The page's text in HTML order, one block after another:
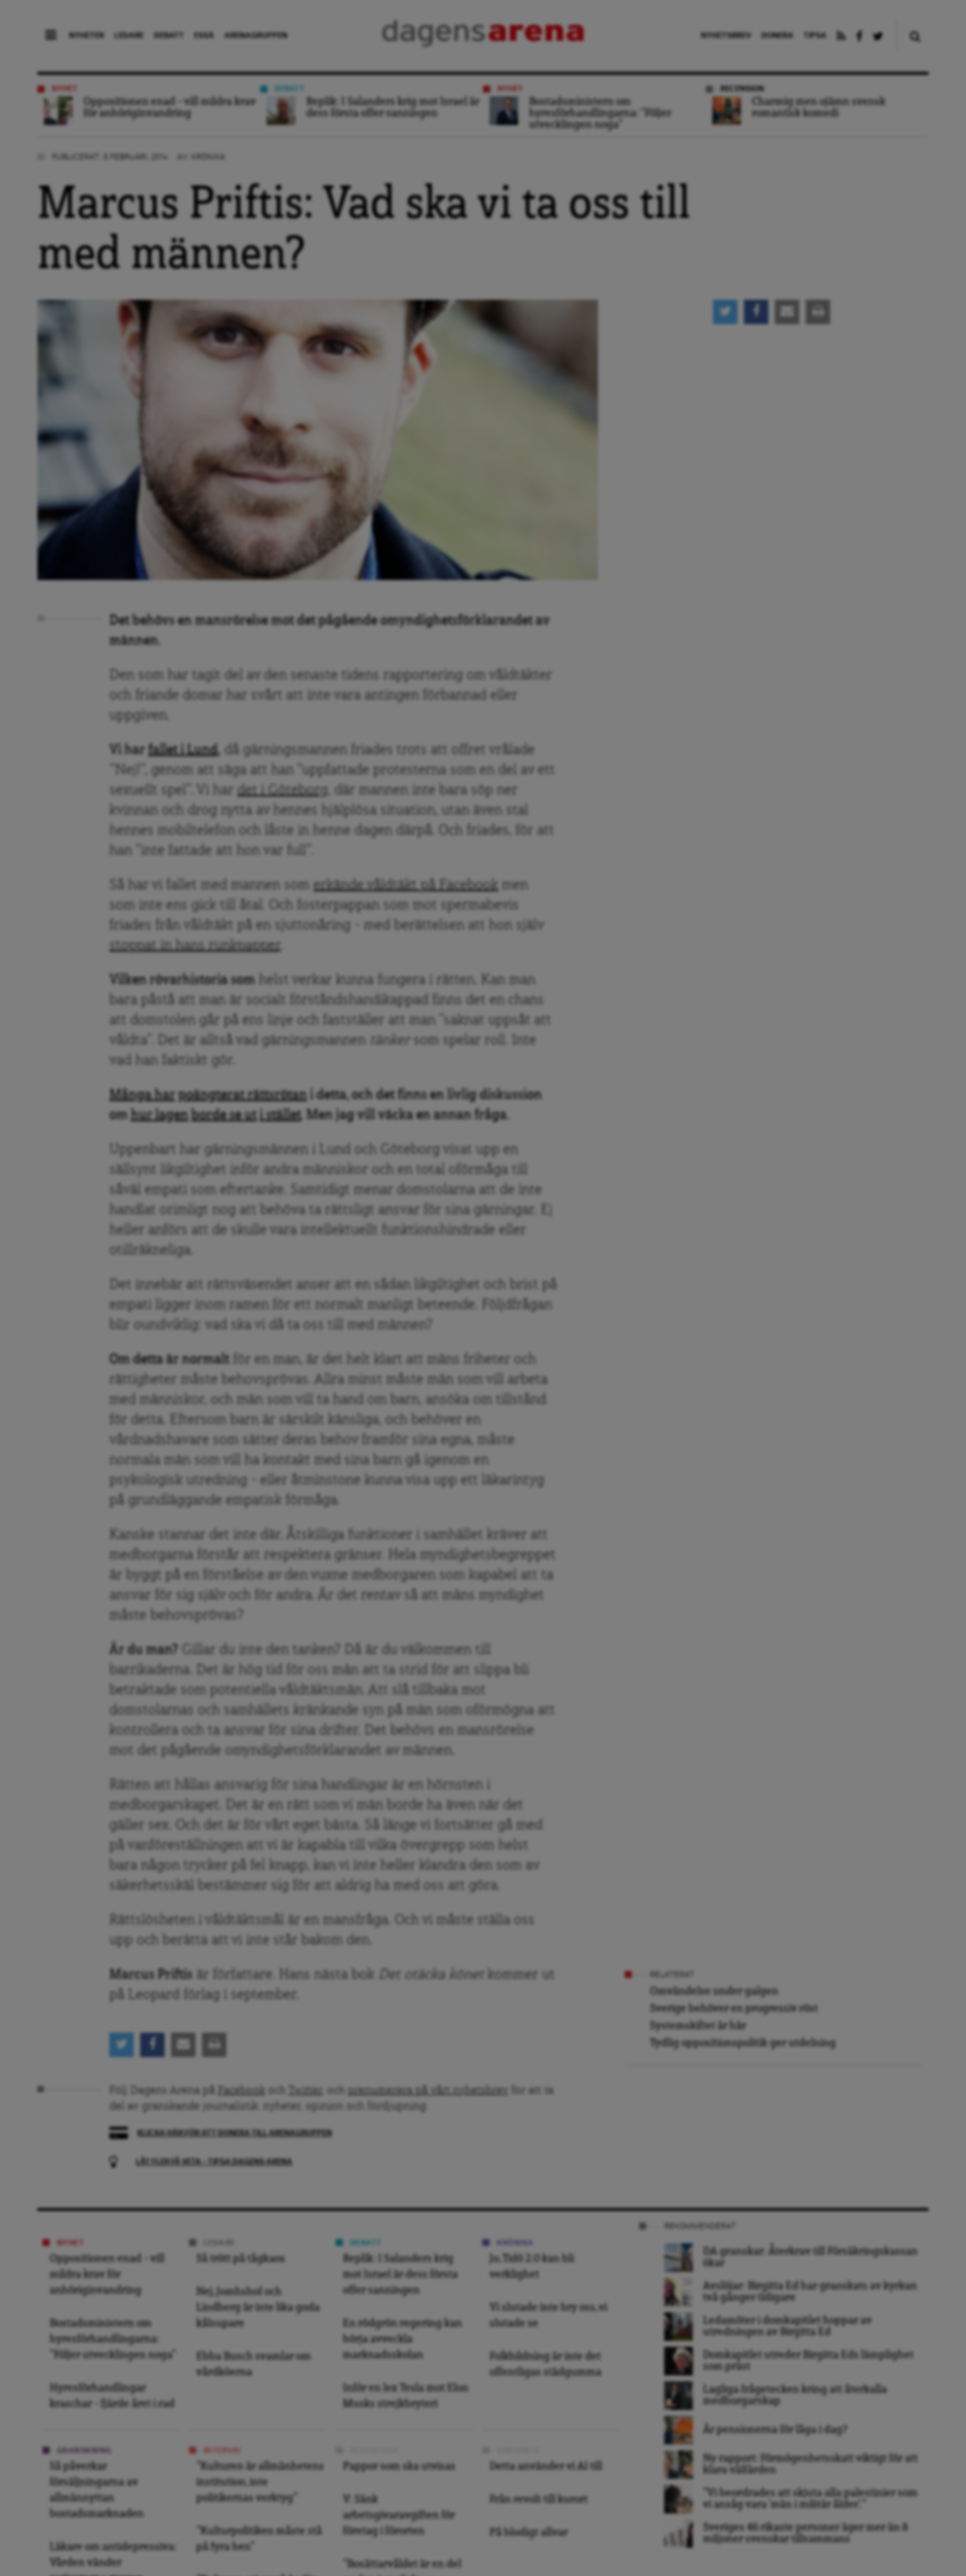
NYHETER LEDARE DEBATT ESSÄ ARENAGRUPPEN NYHETSBREV DONERA TIPSA
NYHET
Oppositionen enad – vill mildra krav
för anhöriginvandring
Replik: I Salanders krig mot Israel är
dess första offer sanningen
NYHET
Bostadsministern om
hyresförhandlingarna: ”Följer
utvecklingen noga”
RECENSION
Charmig men ojämn svensk
romantisk komedi
Marcus Priftis: Vad ska vi ta oss till
med männen?
Det behövs en mansrörelse mot det pågående omyndighetsförklarandet av
männen.
Den som har tagit del av den senaste tidens rapportering om våldtäkter
och friande domar har svårt att inte vara antingen förbannad eller
uppgiven.
Vi har fallet i Lund, då gärningsmannen friades trots att offret vrålade
”Nej!”, genom att säga att han ”uppfattade protesterna som en del av ett
sexuellt spel”. Vi har det i Göteborg
, där mannen inte bara söp ner
kvinnan och drog nytta av hennes hjälplösa situation, utan även stal
hennes mobiltelefon och låste in henne dagen därpå. Och friades, för att
han ”inte fattade att hon var full”.
Så har vi fallet med mannen som erkände våldtäkt på Facebook men
som inte ens gick till åtal. Och fosterpappan som mot spermabevis
friades från våldtäkt på en sjuttonåring – med berättelsen att hon själv
stoppat in hans runkpapper
Vilken rövarhistoria som helst verkar kunna fungera i rätten. Kan man
bara påstå att man är socialt förståndshandikappad finns det en chans
att domstolen går på ens linje och fastställer att man ”saknat uppsåt att
våldta”. Det är alltså vad gärningsmannen
tänker som spelar roll. Inte
vad han faktiskt gör.
Många har poängterat rättsrötan i detta, och det finns en livlig diskussion
om hur lagen borde se ut i stället. Men jag vill väcka en annan fråga.
Uppenbart har gärningsmännen i Lund och Göteborg visat upp en
sällsynt likgiltighet inför andra människor och en total oförmåga till
såväl empati som eftertanke. Samtidigt menar domstolarna att de inte
handlat orimligt nog att behöva ta rättsligt ansvar för sina gärningar. Ej
heller anförs att de skulle vara intellektuellt funktionshindrade eller
otillräkneliga.
Det innebär att rättsväsendet anser att en sådan likgiltighet och brist på
empati ligger inom ramen för ett normalt manligt beteende. Följdfrågan
blir oundviklig: vad ska vi då ta oss till med männen?
Om detta är normalt för en man, är det helt klart att mäns friheter och
rättigheter måste behovsprövas. Allra minst måste män som vill arbeta
med människor, och män som vill ta hand om barn, ansöka om tillstånd
för detta. Eftersom barn är särskilt känsliga, och behöver en
vårdnadshavare som sätter deras behov framför sina egna, måste
normala män som vill ha kontakt med sina barn gå igenom en
psykologisk utredning – eller åtminstone kunna visa upp ett läkarintyg
på grundläggande empatisk förmåga.
Kanske stannar det inte där. Åtskilliga funktioner i samhället kräver att
medborgarna förstår att respektera gränser. Hela myndighetsbegreppet
är byggt på en förståelse av den vuxne medborgaren som kapabel att ta
ansvar för sig själv och för andra. Är det rentav så att mäns myndighet
måste behovsprövas?
Är du man? Gillar du inte den tanken? Då är du välkommen till
barrikaderna. Det är hög tid för oss män att ta strid för att slippa bli
betraktade som potentiella våldtäktsmän. Att slå tillbaka mot
domstolarnas och samhällets kränkande syn på män som oförmögna att
kontrollera och ta ansvar för sina drifter. Det behövs en mansrörelse
mot det pågående omyndighetsförklarandet av männen.
Rätten att hållas ansvarig för sina handlingar är en hörnsten i
medborgarskapet. Det är en rätt som vi män borde ha även när det
gäller sex. Och det är för vårt eget bästa. Så länge vi fortsätter gå med
på vanföreställningen att vi är kapabla till vilka övergrepp som helst
bara någon trycker på fel knapp, kan vi inte heller klandra den som av
säkerhetsskäl bestämmer sig för att aldrig ha med oss att göra.
Rättslösheten i våldtäktsmål är en mansfråga. Och vi måste ställa oss
upp och berätta att vi inte står bakom den.
Marcus Priftis är författare. Hans nästa bok Det otäcka könet
kommer ut
på Leopard förlag i september.
Följ Dagens Arena på Facebook Twitter prenumerera på vårt nyhetsbrev
för att ta
del av granskande journalistik, nyheter, opinion och fördjupning.
LÅT FLER FÅ VETA – TIPSA DAGENS ARENA
Omvändelse under galgen
Sverige behöver en progressiv röst
Systemskiftet är här
Tydlig oppositionspolitik ger utdelning
NYHET
Oppositionen enad – vill
mildra krav för
anhöriginvandring
Bostadsministern om
hyresförhandlingarna:
”Följer utvecklingen noga”
Hyresförhandlingar
kraschar – fjärde året i rad
Så trött på tågkaos
Nej, Jomhshof och
Lindberg är inte lika goda
kålsupare
Ebba Busch svamlar om
vårdköerna
Replik: I Salanders krig
mot Israel är dess första
offer sanningen
En rödgrön regering kan
börja avveckla
marknadsskolan
Inför en lex Tesla mot Elon
Musks strejkbryteri
Jo, Tidö 2.0 kan bli
verklighet
Vi slutade inte bry oss, vi
slutade se
Folkbildning är inte det
offentligas städgumma
Så påverkar
försäljningarna av
allmännyttan
bostadsmarknaden
Läkare om antidepressiva:
Vården vänder
”Kulturen är allmänhetens
institution, inte
politikernas verktyg”
”Kulturpolitiken måste stå
på fyra ben”
Pappor som ska utvisas
V: Sänk
arbetsgivaravgiften för
företag i förorten
”Bosättarvåldet är en del
Detta använder vi AI till
Från revolt till kurort
På blodigt allvar
DA granskar: Återkrav till Försäkringskassan
ökar
Avslöjar: Birgitta Ed har granskats av kyrkan
två gånger tidigare
Ledamöter i domkapitlet hoppar av
utredningen av Birgitta Ed
Domkapitlet utreder Birgitta Eds lämplighet
som präst
Lagliga frågetecken kring att återkalla
medborgarskap
Är pensionerna för låga i dag?
Ny rapport: Förmögenhetsskatt viktigt för att
klara välfärden
”Vi beordrades att skjuta alla palestinier som
vi ansåg vara ’män i militär ålder’. ”
Sveriges 46 rikaste personer äger mer än 8
miljoner svenskar tillsammans